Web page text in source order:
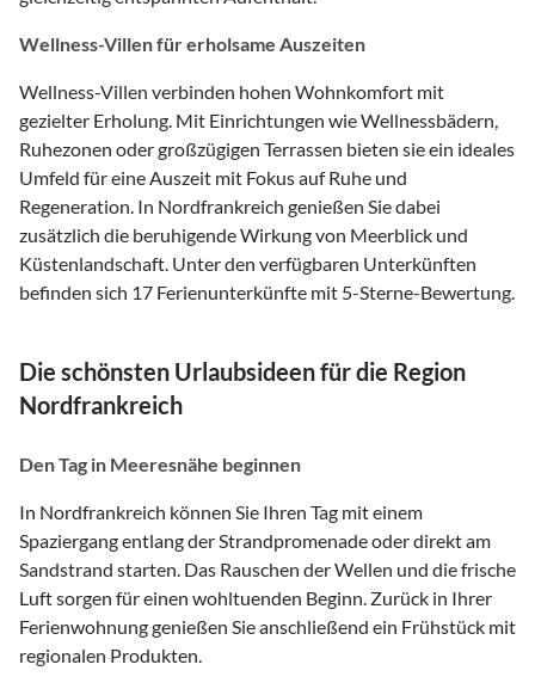
Wellness-Villen für erholsame Auszeiten
Wellness-Villen verbinden hohen Wohnkomfort mit
gezielter Erholung. Mit Einrichtungen wie Wellnessbädern,
Ruhezonen oder großzügigen Terrassen bieten sie ein ideales
Umfeld für eine Auszeit mit Fokus auf Ruhe und
Regeneration. In Nordfrankreich genießen Sie dabei
zusätzlich die beruhigende Wirkung von Meerblick und
Küstenlandschaft. Unter den verfügbaren Unterkünften
befinden sich 17 Ferienunterkünfte mit 5-Sterne-Bewertung.
Die schönsten Urlaubsideen für die Region
Nordfrankreich
Den Tag in Meeresnähe beginnen
In Nordfrankreich können Sie Ihren Tag mit einem
Spaziergang entlang der Strandpromenade oder direkt am
Sandstrand starten. Das Rauschen der Wellen und die frische
Luft sorgen für einen wohltuenden Beginn. Zurück in Ihrer
Ferienwohnung genießen Sie anschließend ein Frühstück mit
regionalen Produkten.